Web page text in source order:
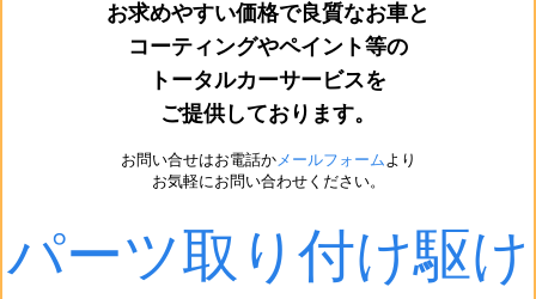
お求めやすい価格で良質なお車と
コーティングやペイント等の
トータルカーサービスを
ご提供しております。
お問い合せはお電話かメールフォームより
お気軽にお問い合わせください。
パーツ取り付け駆け